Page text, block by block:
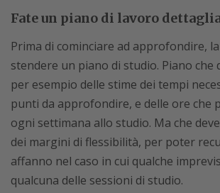
Fate un piano di lavoro
Prima di cominciare ad approfondire,
stendere un piano di studio. Piano che
per esempio delle stime dei tempi
punti da approfondire, e delle ore che
ogni settimana allo studio. Ma che
dei margini di flessibilità, per poter
affanno nel caso in cui qualche
qualcuna delle sessioni di studio.